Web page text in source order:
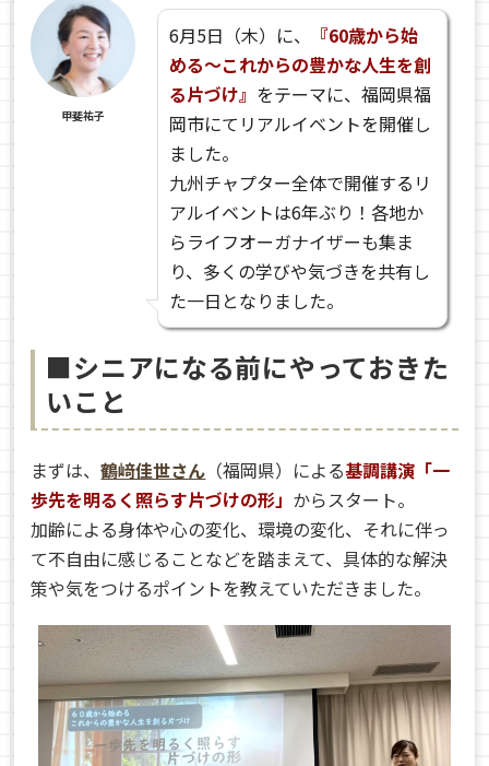
甲斐祐子
6月5日（木）に、
『60歳から始
める～これからの豊かな人生を創
る片づけ』 をテーマに、福岡県福
岡市にてリアルイベントを開催し
ました。
九州チャプター全体で開催するリ
アルイベントは6年ぶり！各地か
らライフオーガナイザーも集ま
り、多くの学びや気づきを共有し
た一日となりました。
■シニアになる前にやっておきた
いこと
まずは、鶴﨑佳世さん （福岡県）による基調講演「一
歩先を明るく照らす片づけの形」 からスタート。
加齢による身体や心の変化、環境の変化、それに伴っ
て不自由に感じることなどを踏まえて、具体的な解決
策や気をつけるポイントを教えていただきました。